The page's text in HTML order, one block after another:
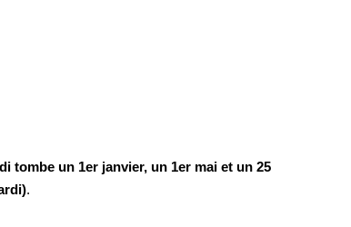
tombe un 1er janvier, un 1er mai et un 25
.